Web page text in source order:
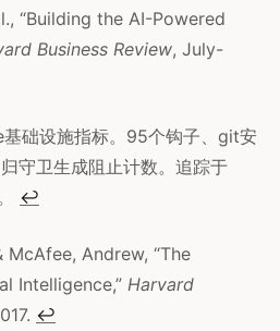
“Building the AI-Powered
Business Review, July-
础设施指标。95个钩子、git安
守卫生成阻止计数。追踪于
。 ↩
Andrew, “The
Intelligence,” Harvard
↩